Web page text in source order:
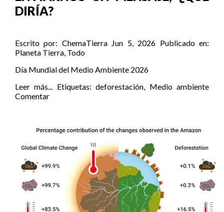
DIRÍA?
Escrito por: ChemaTierra Jun 5, 2026 Publicado en:
Planeta Tierra, Todo
Día Mundial del Medio Ambiente 2026
Leer más... Etiquetas:deforestación, Medio ambiente
Comentar